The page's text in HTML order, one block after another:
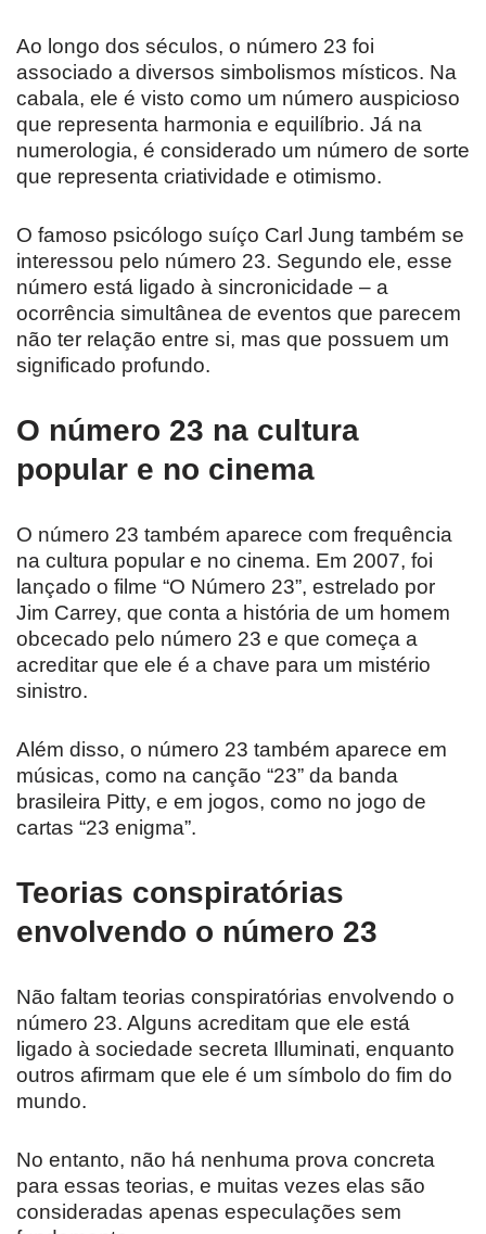
Ao longo dos séculos, o número 23 foi
associado a diversos simbolismos místicos. Na
cabala, ele é visto como um número auspicioso
que representa harmonia e equilíbrio. Já na
numerologia, é considerado um número de sorte
que representa criatividade e otimismo.
O famoso psicólogo suíço Carl Jung também se
interessou pelo número 23. Segundo ele, esse
número está ligado à sincronicidade – a
ocorrência simultânea de eventos que parecem
não ter relação entre si, mas que possuem um
significado profundo.
O número 23 na cultura
popular e no cinema
O número 23 também aparece com frequência
na cultura popular e no cinema. Em 2007, foi
lançado o filme “O Número 23”, estrelado por
Jim Carrey, que conta a história de um homem
obcecado pelo número 23 e que começa a
acreditar que ele é a chave para um mistério
sinistro.
Além disso, o número 23 também aparece em
músicas, como na canção “23” da banda
brasileira Pitty, e em jogos, como no jogo de
cartas “23 enigma”.
Teorias conspiratórias
envolvendo o número 23
Não faltam teorias conspiratórias envolvendo o
número 23. Alguns acreditam que ele está
ligado à sociedade secreta Illuminati, enquanto
outros afirmam que ele é um símbolo do fim do
mundo.
No entanto, não há nenhuma prova concreta
para essas teorias, e muitas vezes elas são
consideradas apenas especulações sem